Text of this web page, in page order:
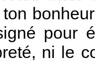
pour
ni le